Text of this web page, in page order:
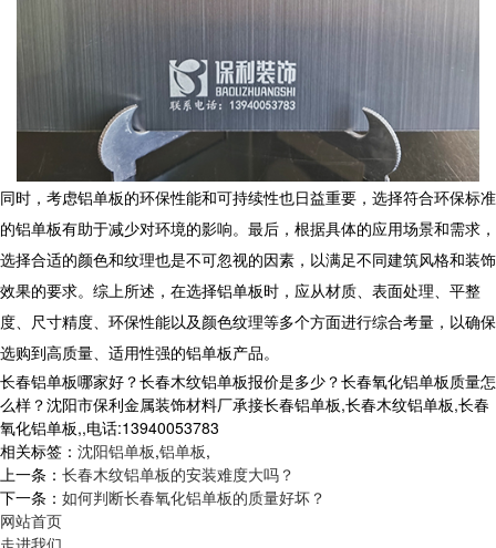
同时，考虑铝单板的环保性能和可持续性也日益重要，选择符合环保标准
的铝单板有助于减少对环境的影响。最后，根据具体的应用场景和需求，
选择合适的颜色和纹理也是不可忽视的因素，以满足不同建筑风格和装饰
效果的要求。综上所述，在选择铝单板时，应从材质、表面处理、平整
度、尺寸精度、环保性能以及颜色纹理等多个方面进行综合考量，以确保
选购到高质量、适用性强的铝单板产品。
长春铝单板哪家好？长春木纹铝单板报价是多少？长春氧化铝单板质量怎
么样？沈阳市保利金属装饰材料厂承接长春铝单板,长春木纹铝单板,长春
氧化铝单板,,电话:13940053783
相关标签： 沈阳铝单板,铝单板,
上一条： 长春木纹铝单板的安装难度大吗？
下一条： 如何判断长春氧化铝单板的质量好坏？
网站首页